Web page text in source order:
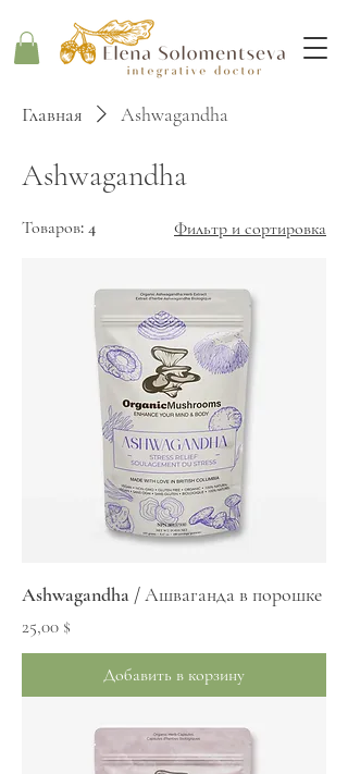
Главная Ashwagandha
Ashwagandha
Товаров: 4 Фильтр и сортировка
Ashwagandha / Ашваганда в порошке
Цена
25,00 $
Добавить в корзину